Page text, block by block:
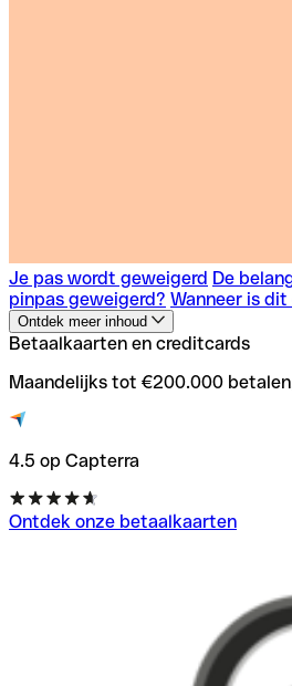
Je pas wordt geweigerd De
pinpas geweigerd? Wanneer is
Ontdek meer inhoud
Betaalkaarten en creditcards
Maandelijks tot €200.000
4.5 op Capterra
Ontdek onze betaalkaarten